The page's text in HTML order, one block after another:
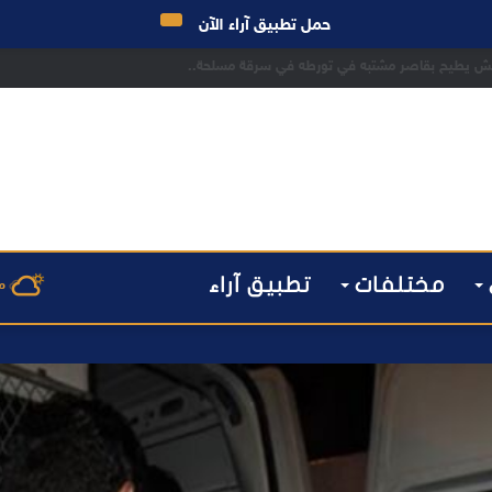
مختلفات تطبيق آراء
حمل تطبيق آراء الآن